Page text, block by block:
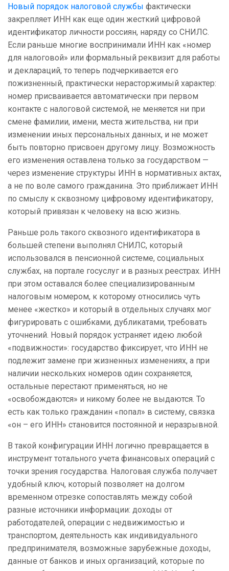
Новый порядок налоговой службы фактически
закрепляет ИНН как еще один жесткий цифровой
идентификатор личности россиян, наряду со СНИЛС.
Если раньше многие воспринимали ИНН как «номер
для налоговой» или формальный реквизит для работы
и деклараций, то теперь подчеркивается его
пожизненный, практически нерасторжимый характер:
номер присваивается автоматически при первом
контакте с налоговой системой, не меняется ни при
смене фамилии, имени, места жительства, ни при
изменении иных персональных данных, и не может
быть повторно присвоен другому лицу. Возможность
его изменения оставлена только за государством —
через изменение структуры ИНН в нормативных актах,
а не по воле самого гражданина. Это приближает ИНН
по смыслу к сквозному цифровому идентификатору,
который привязан к человеку на всю жизнь.
Раньше роль такого сквозного идентификатора в
большей степени выполнял СНИЛС, который
использовался в пенсионной системе, социальных
службах, на портале госуслуг и в разных реестрах. ИНН
при этом оставался более специализированным
налоговым номером, к которому относились чуть
менее «жестко» и который в отдельных случаях мог
фигурировать с ошибками, дубликатами, требовать
уточнений. Новый порядок устраняет идею любой
«подвижности»: государство фиксирует, что ИНН не
подлежит замене при жизненных изменениях, а при
наличии нескольких номеров один сохраняется,
остальные перестают применяться, но не
«освобождаются» и никому более не выдаются. То
есть как только гражданин «попал» в систему, связка
«он – его ИНН» становится постоянной и неразрывной.
В такой конфигурации ИНН логично превращается в
инструмент тотального учета финансовых операций с
точки зрения государства. Налоговая служба получает
удобный ключ, который позволяет на долгом
временном отрезке сопоставлять между собой
разные источники информации: доходы от
работодателей, операции с недвижимостью и
транспортом, деятельность как индивидуального
предпринимателя, возможные зарубежные доходы,
данные от банков и иных организаций, которые по